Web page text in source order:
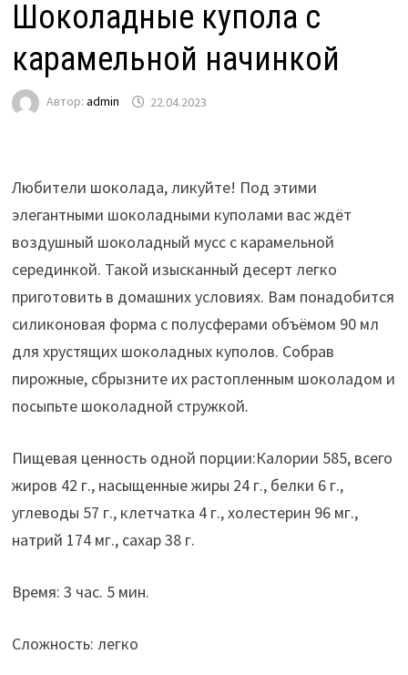
Шоколадные купола с
карамельной начинкой
Автор: admin 22.04.2023
Любители шоколада, ликуйте! Под этими
элегантными шоколадными куполами вас ждёт
воздушный шоколадный мусс с карамельной
серединкой. Такой изысканный десерт легко
приготовить в домашних условиях. Вам понадобится
силиконовая форма с полусферами объёмом 90 мл
для хрустящих шоколадных куполов. Собрав
пирожные, сбрызните их растопленным шоколадом и
посыпьте шоколадной стружкой.
Пищевая ценность одной порции:Калории 585, всего
жиров 42 г., насыщенные жиры 24 г., белки 6 г.,
углеводы 57 г., клетчатка 4 г., холестерин 96 мг.,
натрий 174 мг., сахар 38 г.
Время: 3 час. 5 мин.
Сложность: легко